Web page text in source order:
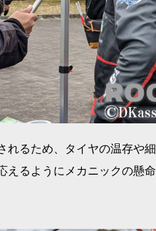
れるため、タイヤの温存や
えるようにメカニックの懸